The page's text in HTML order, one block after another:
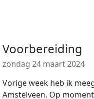
Voorbereiding
zondag 24 maart 2024
Vorige week heb ik
Amstelveen. Op